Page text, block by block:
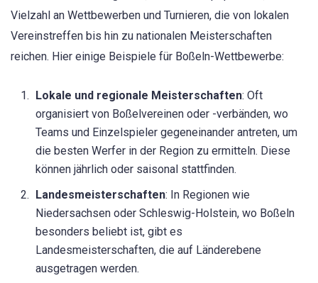
Vielzahl an Wettbewerben und Turnieren, die von lokalen
Vereinstreffen bis hin zu nationalen Meisterschaften
reichen. Hier einige Beispiele für Boßeln-Wettbewerbe:
Lokale und regionale Meisterschaften: Oft
organisiert von Boßelvereinen oder -verbänden, wo
Teams und Einzelspieler gegeneinander antreten, um
die besten Werfer in der Region zu ermitteln. Diese
können jährlich oder saisonal stattfinden.
Landesmeisterschaften: In Regionen wie
Niedersachsen oder Schleswig-Holstein, wo Boßeln
besonders beliebt ist, gibt es
Landesmeisterschaften, die auf Länderebene
ausgetragen werden.